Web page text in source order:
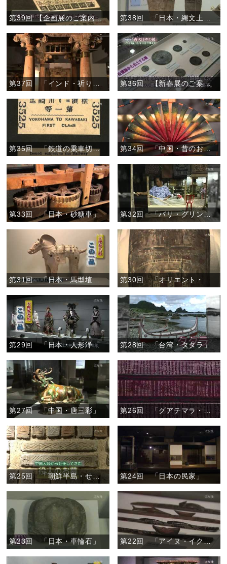
第39回 【企画展のご案内】「近鉄電車展」
第36回 【新春展のご案内】「古代日本の鏡」
第35回 「鉄道の乗車切符」 第34回 「中国・昔のおもちゃ―風車―」
第33回 「日本・砂糖車」 第32回 「バリ・グリンシン」
第31回 「日本・馬型埴輪」
第29回 「日本・人形浄瑠璃芝居の人形」 第28回 「台湾・タタラ」
第27回 「中国・唐三彩」 第26回 「グアテマラ・幻の巻きスカート」
第25回 「朝鮮半島・せん室墓」 第24回 「日本の民家」
第23回 「日本・車輪石」 第22回 「アイヌ・イクパスイ」